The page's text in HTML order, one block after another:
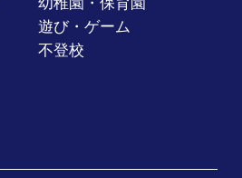
遊び・ゲーム
不登校